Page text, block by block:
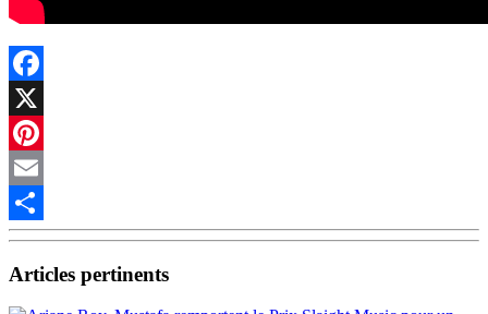
Facebook
X
Pinterest
Email
Partager
Articles pertinents